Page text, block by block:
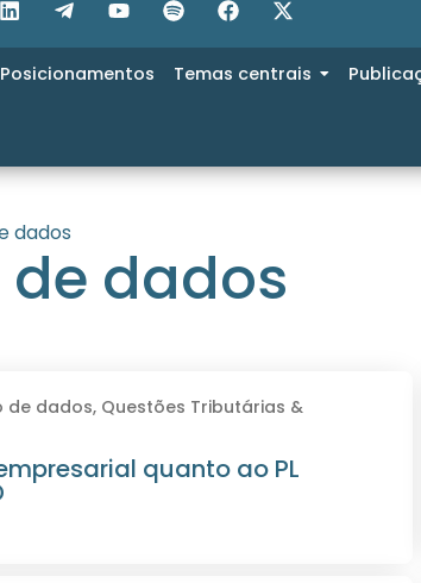
Posicionamentos Temas centrais
dados
dados
de dados, Questões Tributárias &
quanto ao PL